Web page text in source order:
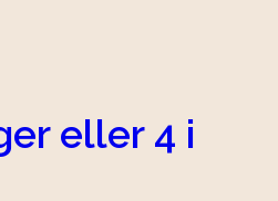
eller 4 i